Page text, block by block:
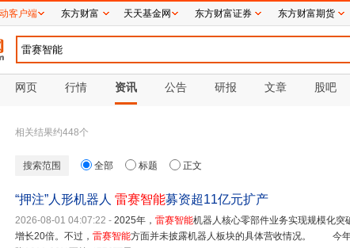
网页 行情 资讯 公告 研报 文章 股吧
相关结果约448个
搜索范围 全部 标题 正文
“押注”人形机器人 雷赛智能募资超11亿元扩产
2026-08-01 04:07:22 - 2025年， 雷赛智能机器人核心零部件业务实现规模化
增长20倍。不过， 雷赛智能方面并未披露机器人板块的具体营收情况。 今年
客户端 东方财富 天天基金网 东方财富证券 东方财富期货